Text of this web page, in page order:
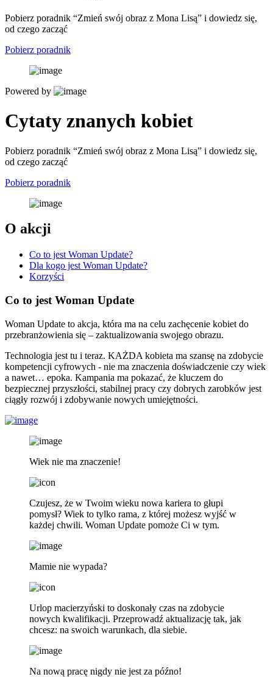
Pobierz poradnik “Zmień swój obraz z Mona Lisą” i dowiedz się,
od czego zacząć
Pobierz poradnik
Powered by
Cytaty znanych kobiet
Pobierz poradnik “Zmień swój obraz z Mona Lisą” i dowiedz się,
od czego zacząć
Pobierz poradnik
O akcji
Co to jest Woman Update?
Dla kogo jest Woman Update?
Korzyści
Co to jest Woman Update
Woman Update to akcja, która ma na celu zachęcenie kobiet do
przebranżowienia się – zaktualizowania swojego obrazu.
Technologia jest tu i teraz. KAŻDA kobieta ma szansę na zdobycie
kompetencji cyfrowych - nie ma znaczenia doświadczenie czy wiek
a nawet… epoka. Kampania ma pokazać, że kluczem do
bezpiecznej przyszłości, stabilnej pracy czy dobrych zarobków jest
ciągły rozwój i zdobywanie nowych umiejętności.
Wiek nie ma znaczenie!
Czujesz, że w Twoim wieku nowa kariera to głupi
pomysł? Wiek to tylko rama, z której możesz wyjść w
każdej chwili. Woman Update pomoże Ci w tym.
Mamie nie wypada?
Urlop macierzyński to doskonały czas na zdobycie
nowych kwalifikacji. Przeprowadź aktualizację tak, jak
chcesz: na swoich warunkach, dla siebie.
Na nową pracę nigdy nie jest za późno!